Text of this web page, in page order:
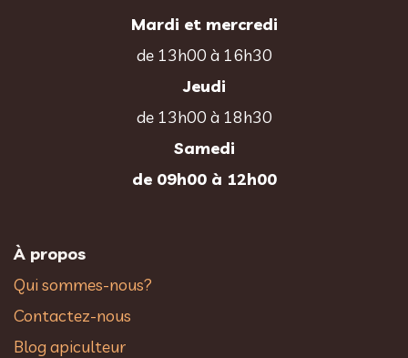
Mardi et mercredi
de 13h00 à 16h30
Jeudi
de 13h00 à 18h30
Samedi
de 09h00 à 12h00
À propos
Qui sommes-nous?
Contactez-nous
Blog apiculteur